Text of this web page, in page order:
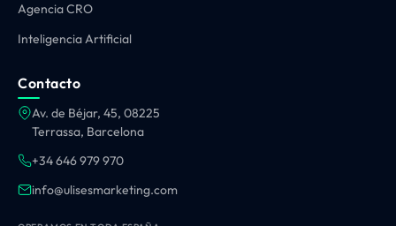
Agencia CRO
Inteligencia Artificial
Contacto
Av. de Béjar, 45, 08225
Terrassa, Barcelona
+34 646 979 970
info@ulisesmarketing.com